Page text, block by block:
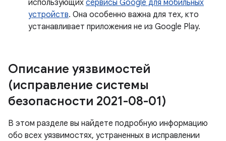
использующих сервисы Google для мобильных
устройств. Она особенно важна для тех, кто
устанавливает приложения не из Google Play.
Описание уязвимостей
(исправление системы
безопасности 2021-08-01)
В этом разделе вы найдете подробную информацию
обо всех уязвимостях, устраненных в исправлении